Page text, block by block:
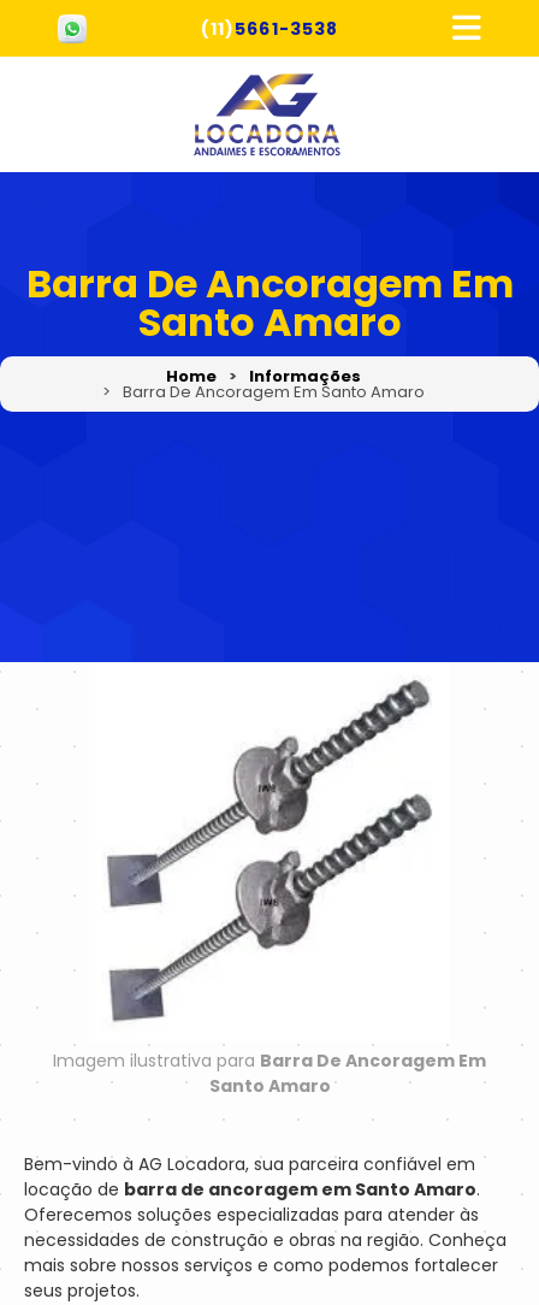
(11)5661-3538
Barra De Ancoragem Em
Santo Amaro
Home Informações
Barra De Ancoragem Em Santo Amaro
Imagem ilustrativa para Barra De Ancoragem Em
Santo Amaro
Bem-vindo à AG Locadora, sua parceira confiável em
locação de barra de ancoragem em Santo Amaro.
Oferecemos soluções especializadas para atender às
necessidades de construção e obras na região. Conheça
mais sobre nossos serviços e como podemos fortalecer
seus projetos.